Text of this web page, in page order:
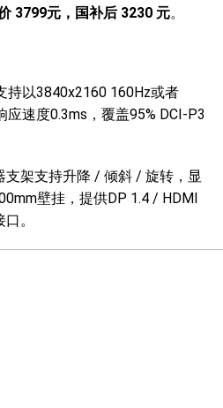
3799元，国补后 3230 元。
持以3840x2160 160Hz或者
速度0.3ms，覆盖95% DCI-P3
架支持升降 / 倾斜 / 旋转，显
壁挂，提供DP 1.4 / HDMI
。